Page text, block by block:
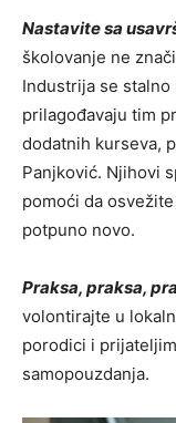
Nastavite sa
školovanje ne
Industrija se
prilagođavaju tim
dodatnih kurseva,
Panjković. Njihovi
pomoći da
potpuno novo.
Praksa, praksa,
volontirajte u
porodici i
samopouzdanja.